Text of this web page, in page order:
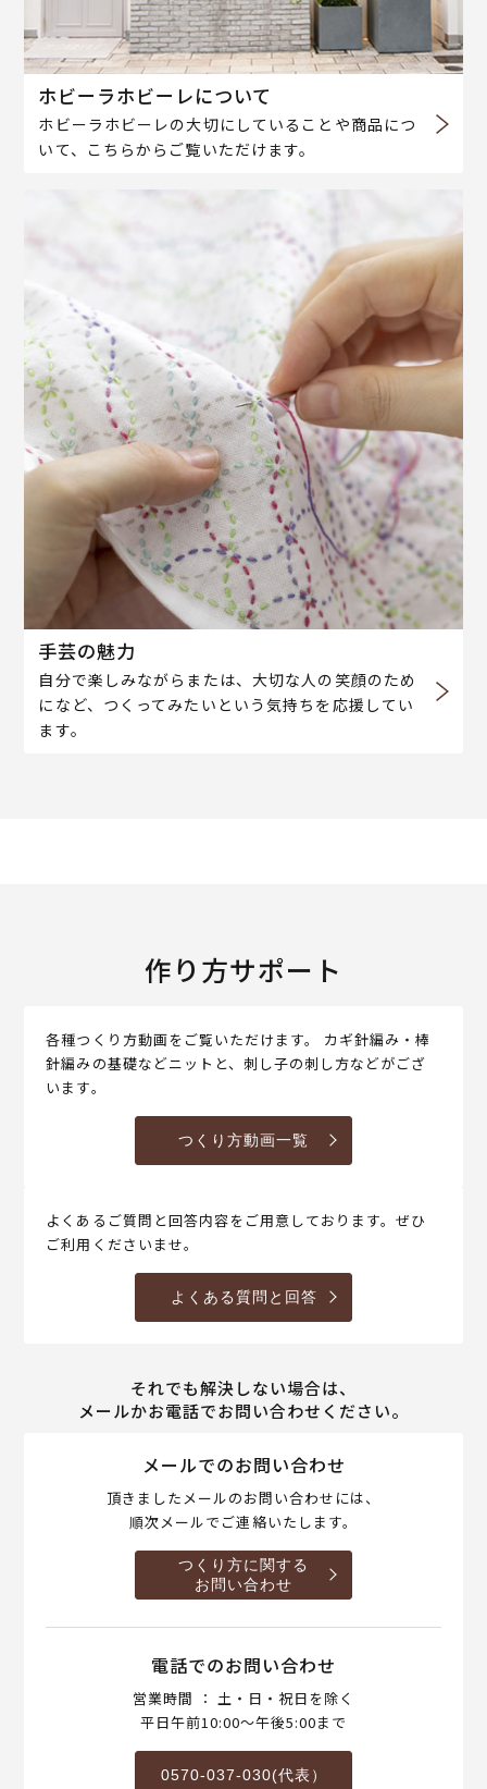
ホビーラホビーレについて
ホビーラホビーレの大切にしていることや商品につ
いて、こちらからご覧いただけます。
手芸の魅力
自分で楽しみながらまたは、大切な人の笑顔のため
になど、つくってみたいという気持ちを応援してい
ます。
作り方サポート
各種つくり方動画をご覧いただけます。 カギ針編み・棒
針編みの基礎などニットと、刺し子の刺し方などがござ
います。
つくり方動画一覧
よくあるご質問と回答内容をご用意しております。ぜひ
ご利用くださいませ。
よくある質問と回答
それでも解決しない場合は、
メールかお電話でお問い合わせください。
メールでのお問い合わせ
頂きましたメールのお問い合わせには、
順次メールでご連絡いたします。
つくり方に関する
お問い合わせ
電話でのお問い合わせ
営業時間 ： 土・日・祝日を除く
平日午前10:00～午後5:00まで
0570-037-030(代表）